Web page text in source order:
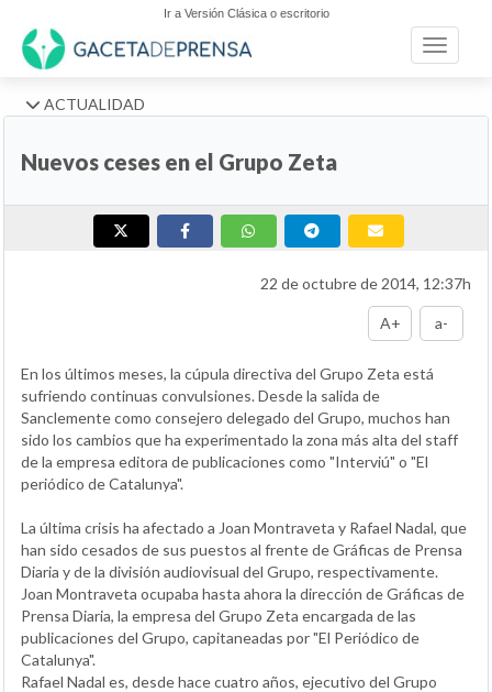
Ir a Versión Clásica o escritorio
Toggle
ACTUALIDAD
Nuevos ceses en el Grupo Zeta
22 de octubre de 2014, 12:37h
A+ a-
En los últimos meses, la cúpula directiva del Grupo Zeta está
sufriendo continuas convulsiones. Desde la salida de
Sanclemente como consejero delegado del Grupo, muchos han
sido los cambios que ha experimentado la zona más alta del staff
de la empresa editora de publicaciones como "Interviú" o "El
periódico de Catalunya".
La última crisis ha afectado a Joan Montraveta y Rafael Nadal, que
han sido cesados de sus puestos al frente de Gráficas de Prensa
Diaria y de la división audiovisual del Grupo, respectivamente.
Joan Montraveta ocupaba hasta ahora la dirección de Gráficas de
Prensa Diaria, la empresa del Grupo Zeta encargada de las
publicaciones del Grupo, capitaneadas por "El Periódico de
Catalunya".
Rafael Nadal es, desde hace cuatro años, ejecutivo del Grupo